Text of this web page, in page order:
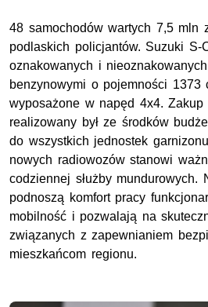
48 samochodów wartych 7,5 mln
podlaskich policjantów. Suzuki S-
oznakowanych i
benzynowymi o pojemności
wyposażone w napęd 4x4. Zakup
realizowany był ze środków
do wszystkich jednostek
nowych radiowozów stanowi
codziennej służby mundurowych.
podnoszą komfort pracy
mobilność i pozwalają na
związanych z zapewnianiem
mieszkańcom regionu.